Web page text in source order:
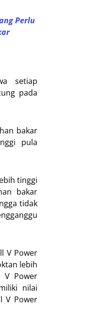
Perlu
setiap
pada
bakar
pula
tinggi
bakar
tidak
V Power
lebih
V Power
nilai
V Power